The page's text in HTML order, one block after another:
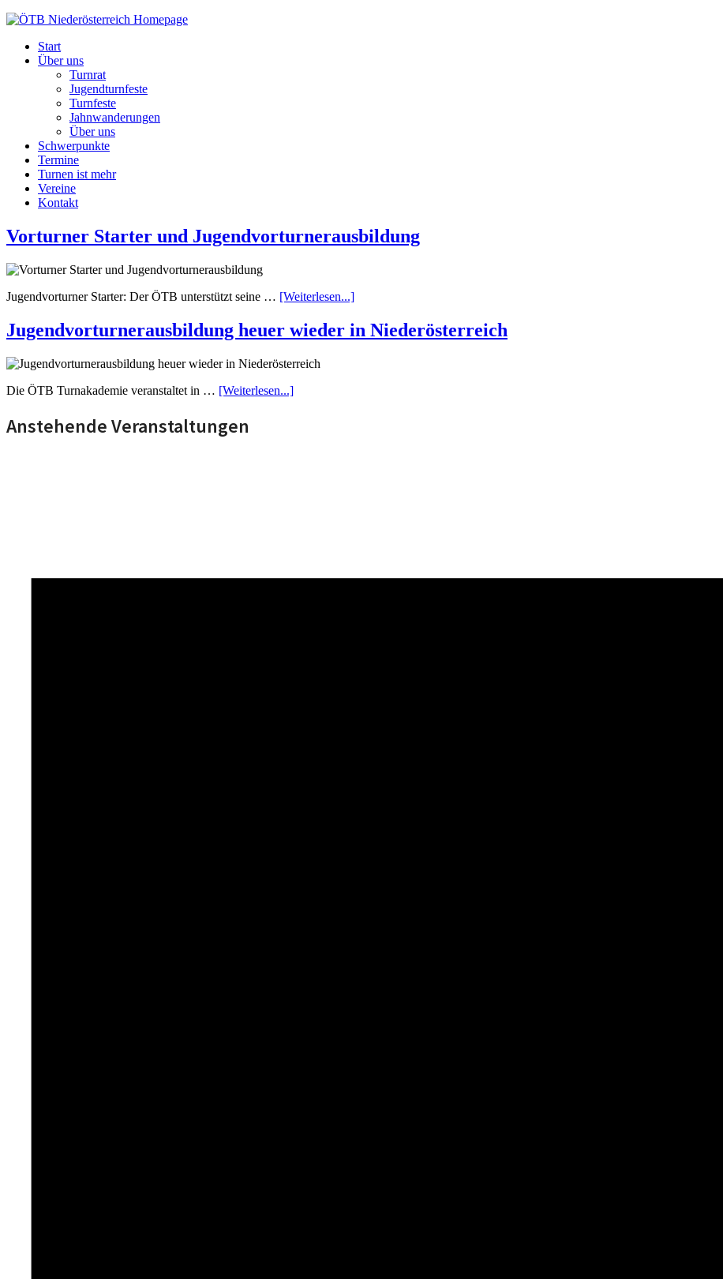
ÖTB
Start
Über uns
Turnrat
Jugendturnfeste
Turnfeste
Jahnwanderungen
Über uns
Schwerpunkte
Termine
Turnen ist mehr
Vereine
Kontakt
Vorturner Starter und Jugendvorturnerausbildung
Jugendvorturner Starter: Der ÖTB unterstützt seine … [Weiterlesen...]
Jugendvorturnerausbildung heuer wieder in Niederösterreich
Die ÖTB Turnakademie veranstaltet in … [Weiterlesen...]
Anstehende Veranstaltungen